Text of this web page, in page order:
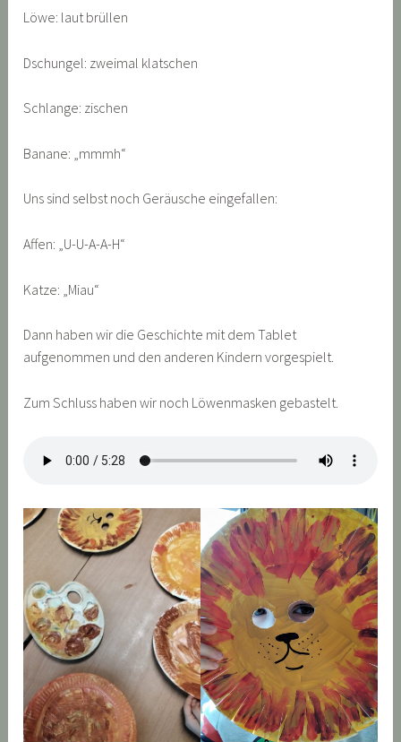
Löwe: laut brüllen
Dschungel: zweimal klatschen
Schlange: zischen
Banane: „mmmh“
Uns sind selbst noch Geräusche eingefallen:
Affen: „U-U-A-A-H“
Katze: „Miau“
Dann haben wir die Geschichte mit dem Tablet
aufgenommen und den anderen Kindern vorgespielt.
Zum Schluss haben wir noch Löwenmasken gebastelt.